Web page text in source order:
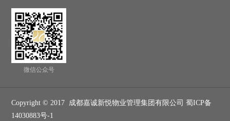
微信公众号
Copyright © 2017 成都嘉诚新悦物业管理集团有限公司 蜀ICP备
14030883号-1